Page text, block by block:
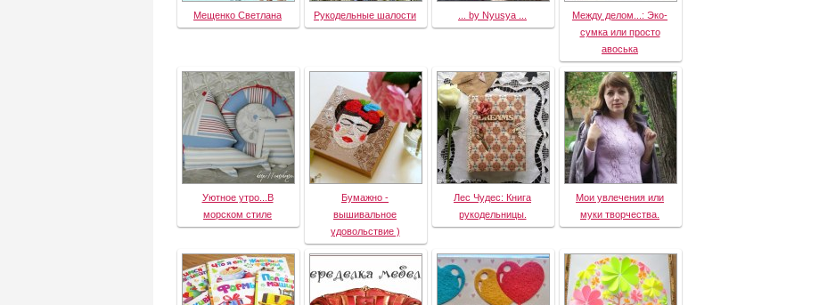
Мещенко Светлана Рукодельные шалости ... by Nyusya ...
Между делом...: Эко-
сумка или просто
авоська
Уютное утро...В
морском стиле
Бумажно -
вышивальное
удовольствие )
Лес Чудес: Книга
рукодельницы.
Мои увлечения или
муки творчества.